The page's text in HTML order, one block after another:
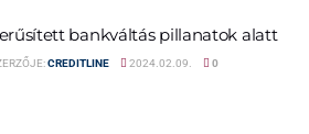
bankváltás pillanatok alatt
CREDITLINE 2024.02.09. 0